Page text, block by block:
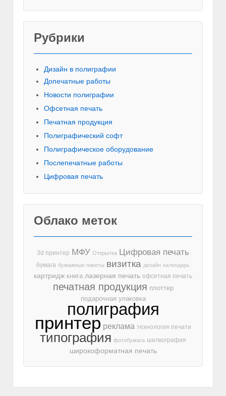
Рубрики
Дизайн в полиграфии
Допечатные работы
Новости полиграфии
Офсетная печать
Печатная продукция
Полиграфический софт
Полиграфическое оборудование
Послепечатные работы
Цифровая печать
Облако меток
3d принтер МФУ Открытка Цифровая печать
бумага бумажные пакеты визитка дизайн календарь
картридж книга лазерная печать офсетная печать
печатная продукция плоттер
подарочная упаковка
полиграфия
принтер реклама технология печати
типография фотобумага шелкография
широкоформатная печать